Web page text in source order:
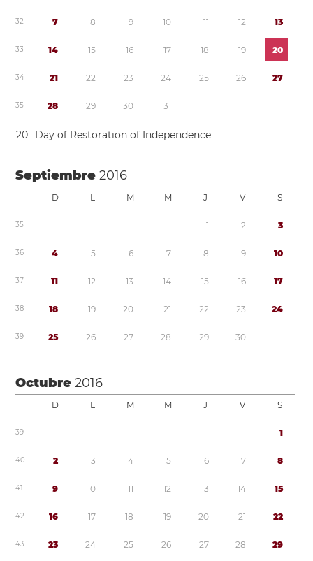
32 7 8 9 10 11 12 13
33 14 15 16 17 18 19 20
34 21 22 23 24 25 26 27
35 28 29 30 31
20 Day of Restoration of Independence
Septiembre2016
D L M M J V S
35 1 2 3
36 4 5 6 7 8 9 10
37 11 12 13 14 15 16 17
38 18 19 20 21 22 23 24
39 25 26 27 28 29 30
Octubre2016
D L M M J V S
39 1
40 2 3 4 5 6 7 8
41 9 10 11 12 13 14 15
42 16 17 18 19 20 21 22
43 23 24 25 26 27 28 29